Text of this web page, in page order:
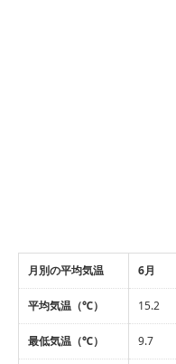
月別の平均気温 6月
平均気温（℃） 15.2
最低気温（℃） 9.7